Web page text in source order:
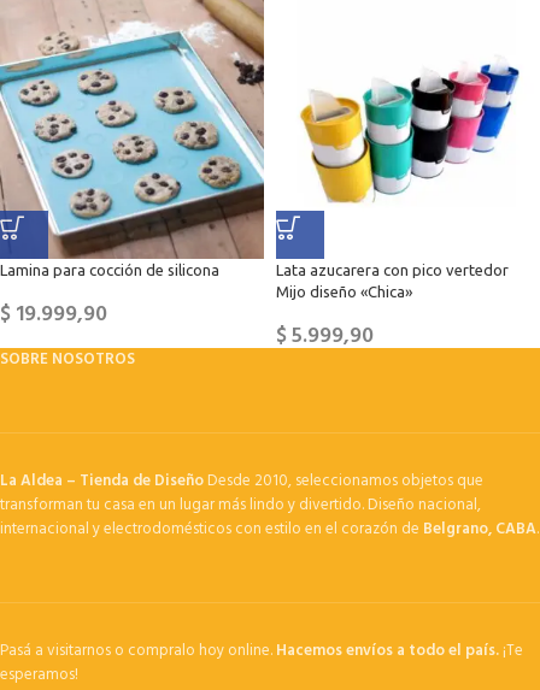
Lamina para cocción de silicona
$19.999,90
Lata azucarera con pico vertedor
Mijo diseño «Chica»
$5.999,90
SOBRE NOSOTROS
La Aldea – Tienda de DiseñoDesde 2010, seleccionamos objetos que
transforman tu casa en un lugar más lindo y divertido. Diseño nacional,
internacional y electrodomésticos con estilo en el corazón de Belgrano, CABA.
Pasá a visitarnos o compralo hoy online.Hacemos envíos a todo el país.¡Te
esperamos!